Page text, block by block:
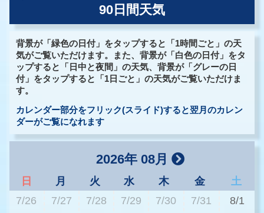
90日間天気
背景が「緑色の日付」をタップすると「1時間ごと」の天
気がご覧いただけます。また、背景が「白色の日付」をタ
ップすると「日中と夜間」の天気、背景が「グレーの日
付」をタップすると「1日ごと」の天気がご覧いただけま
す。
カレンダー部分をフリック(スライド)すると翌月のカレン
ダーがご覧になれます
2026年 08月
日 月 火 水 木 金
土
7/26
7/27 7/28 7/29 7/30 7/31 8/1